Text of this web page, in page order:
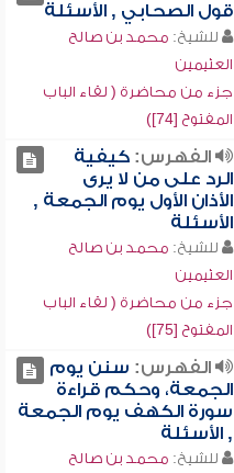
قول الصحابي , الأسئلة
للشيخ: محمد بن صالح
العثيمين
جزء من محاضرة ( لقاء الباب
المفتوح [74])
الفهرس:كيفية
الرد على من لا يرى
الأذان الأول يوم الجمعة ,
الأسئلة
للشيخ: محمد بن صالح
العثيمين
جزء من محاضرة ( لقاء الباب
المفتوح [75])
الفهرس: سنن يوم
الجمعة، وحكم قراءة
سورة الكهف يوم الجمعة
, الأسئلة
للشيخ: محمد بن صالح